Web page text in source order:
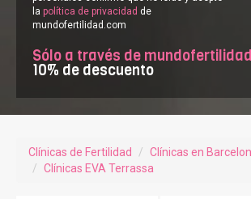
la política de privacidad de
mundofertilidad.com
Sólo a través de mundofertilidad
10% de descuento
Clínicas de Fertilidad
Clínicas en
Clínicas EVA Terrassa